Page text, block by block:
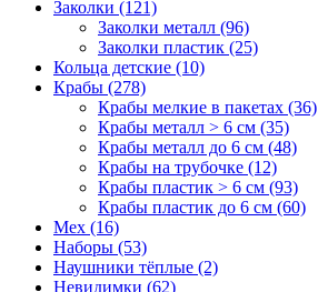
Заколки (121)
Заколки металл (96)
Заколки пластик (25)
Кольца детские (10)
Крабы (278)
Крабы мелкие в пакетах (36)
Крабы металл > 6 см (35)
Крабы металл до 6 см (48)
Крабы на трубочке (12)
Крабы пластик > 6 см (93)
Крабы пластик до 6 см (60)
Мех (16)
Наборы (53)
Наушники тёплые (2)
Невидимки (62)